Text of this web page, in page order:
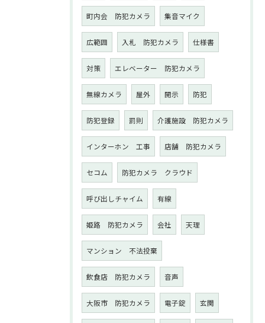
町内会 防犯カメラ 集音マイク
広範囲 入札 防犯カメラ 仕様書
対策 エレベーター 防犯カメラ
無線カメラ 屋外 開示 防犯
防犯登録 罰則 介護施設 防犯カメラ
インターホン 工事 店舗 防犯カメラ
セコム 防犯カメラ クラウド
呼び出しチャイム 有線
姫路 防犯カメラ 会社 天理
マンション 不法投棄
飲食店 防犯カメラ 音声
大阪市 防犯カメラ 電子錠 玄関